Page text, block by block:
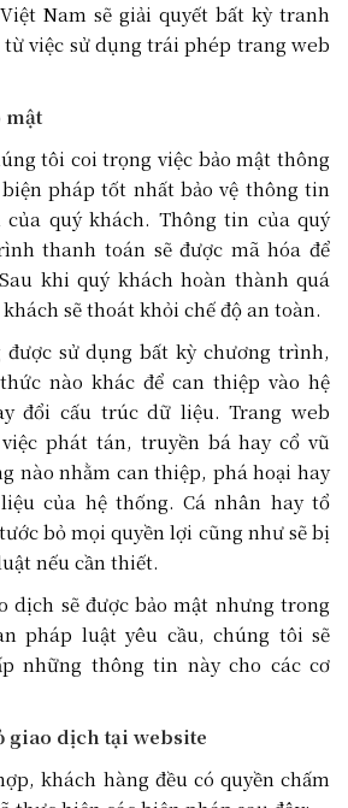
Nam sẽ giải quyết bất kỳ tranh
việc sử dụng trái phép trang web
mật
tôi coi trọng việc bảo mật thông
pháp tốt nhất bảo vệ thông tin
quý khách. Thông tin của quý
thanh toán sẽ được mã hóa để
khi quý khách hoàn thành quá
sẽ thoát khỏi chế độ an toàn.
được sử dụng bất kỳ chương trình,
nào khác để can thiệp vào hệ
đổi cấu trúc dữ liệu. Trang web
phát tán, truyền bá hay cổ vũ
nào nhằm can thiệp, phá hoại hay
của hệ thống. Cá nhân hay tổ
bỏ mọi quyền lợi cũng như sẽ bị
nếu cần thiết.
dịch sẽ được bảo mật nhưng trong
pháp luật yêu cầu, chúng tôi sẽ
những thông tin này cho các cơ
giao dịch tại website
khách hàng đều có quyền chấm